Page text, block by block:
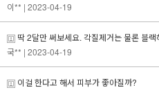
이** | 2023-04-19
딱 2달만 써보세요. 각질제거는 물론 블
국** | 2023-04-19
이걸 한다고 해서 피부가 좋아질까?